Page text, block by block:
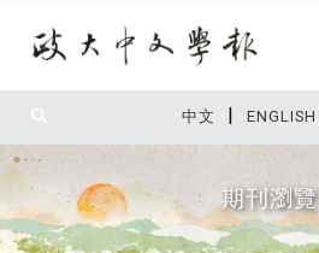
中文 | ENGLISH
期刊瀏覽